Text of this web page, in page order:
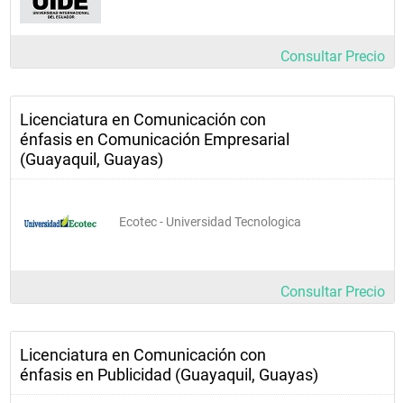
Consultar Precio
Licenciatura en Comunicación con
énfasis en Comunicación Empresarial
(Guayaquil, Guayas)
Ecotec - Universidad Tecnologica
Consultar Precio
Licenciatura en Comunicación con
énfasis en Publicidad (Guayaquil, Guayas)